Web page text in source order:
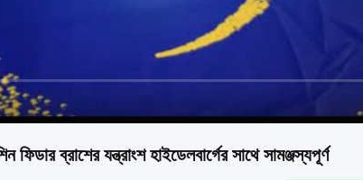
ব্রাশের যন্ত্রাংশ হাইডেলবার্গের সাথে সামঞ্জস্যপূর্ণ